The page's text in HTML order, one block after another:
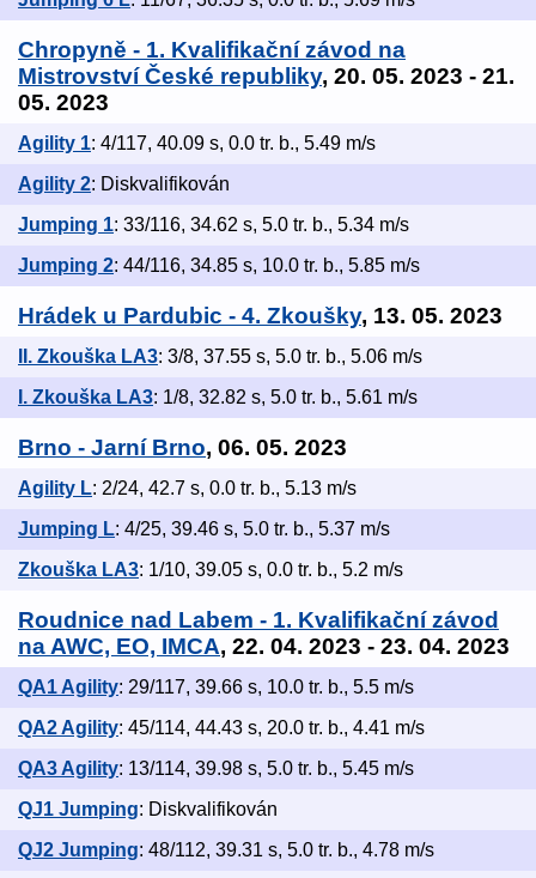
Chropyně - 1. Kvalifikační závod na
Mistrovství České republiky, 20. 05. 2023 - 21.
05. 2023
Agility 1: 4/117, 40.09 s, 0.0 tr. b., 5.49 m/s
Agility 2: Diskvalifikován
Jumping 1: 33/116, 34.62 s, 5.0 tr. b., 5.34 m/s
Jumping 2: 44/116, 34.85 s, 10.0 tr. b., 5.85 m/s
Hrádek u Pardubic - 4. Zkoušky, 13. 05. 2023
II. Zkouška LA3: 3/8, 37.55 s, 5.0 tr. b., 5.06 m/s
I. Zkouška LA3: 1/8, 32.82 s, 5.0 tr. b., 5.61 m/s
Brno - Jarní Brno, 06. 05. 2023
Agility L: 2/24, 42.7 s, 0.0 tr. b., 5.13 m/s
Jumping L: 4/25, 39.46 s, 5.0 tr. b., 5.37 m/s
Zkouška LA3: 1/10, 39.05 s, 0.0 tr. b., 5.2 m/s
Roudnice nad Labem - 1. Kvalifikační závod
na AWC, EO, IMCA, 22. 04. 2023 - 23. 04. 2023
QA1 Agility: 29/117, 39.66 s, 10.0 tr. b., 5.5 m/s
QA2 Agility: 45/114, 44.43 s, 20.0 tr. b., 4.41 m/s
QA3 Agility: 13/114, 39.98 s, 5.0 tr. b., 5.45 m/s
QJ1 Jumping: Diskvalifikován
QJ2 Jumping: 48/112, 39.31 s, 5.0 tr. b., 4.78 m/s